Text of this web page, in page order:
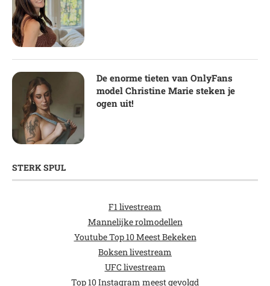
De enorme tieten van OnlyFans
model Christine Marie steken je
ogen uit!
STERK SPUL
F1 livestream
Mannelijke rolmodellen
Youtube Top 10 Meest Bekeken
Boksen livestream
UFC livestream
Top 10 Instagram meest gevolgd